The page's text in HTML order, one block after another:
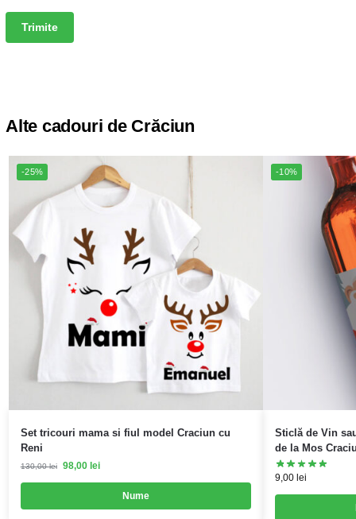
Alte cadouri de Crăciun
-25%
Set tricouri mama si fiul model Craciun cu
Reni
130,00lei 98,00 lei
Nume
-10%
Sticlă de Vin
de la Mos
9,00 lei